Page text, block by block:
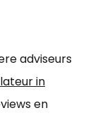
adviseurs
in
en